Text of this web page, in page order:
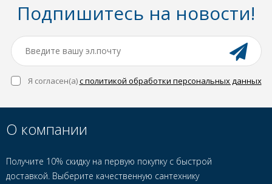
Подпишитесь на новости!
Я согласен(a)с политикой обработки персональных данных
О компании
Получите 10% скидку на первую покупку с быстрой
доставкой. Выберите качественную сантехнику